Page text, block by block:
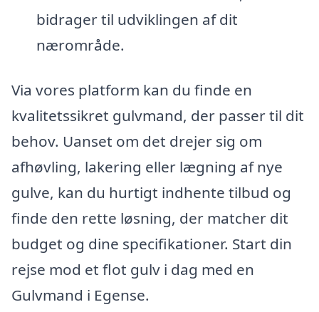
bidrager til udviklingen af dit
nærområde.
Via vores platform kan du finde en
kvalitetssikret gulvmand, der passer til dit
behov. Uanset om det drejer sig om
afhøvling, lakering eller lægning af nye
gulve, kan du hurtigt indhente tilbud og
finde den rette løsning, der matcher dit
budget og dine specifikationer. Start din
rejse mod et flot gulv i dag med en
Gulvmand i Egense.